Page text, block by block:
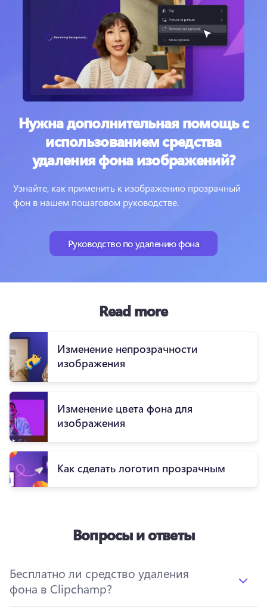
Нужна дополнительная помощь с
использованием средства
удаления фона изображений?
Узнайте, как применить к изображению прозрачный
фон в нашем пошаговом руководстве.
Руководство по удалению фона
Read more
Изменение непрозрачности
изображения
Изменение цвета фона для
изображения
Как сделать логотип прозрачным
Вопросы и ответы
Бесплатно ли средство удаления
фона в Clipchamp?